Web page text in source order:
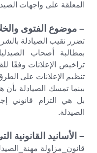
المعلقة على واجهات
– موضوع الفتوى
​تضرر نقيب الصيادلة
بمطالبة أصحاب
تنظيم الإعلانات على
​بينما تمسك الصيادلة بأن
بل هي التزام قانوني
الصيدلة.
– الأسانيد القانونية